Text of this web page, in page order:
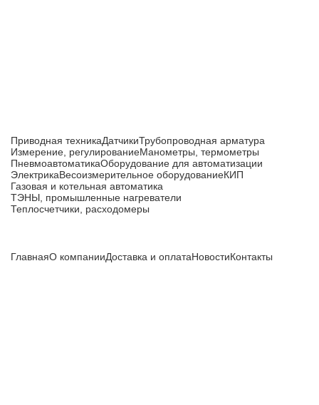
Приводная техникаДатчикиТрубопроводная арматура
Измерение, регулированиеМанометры, термометры
ПневмоавтоматикаОборудование для автоматизации
ЭлектрикаВесоизмерительное оборудованиеКИП
Газовая и котельная автоматика
ТЭНЫ, промышленные нагреватели
Теплосчетчики, расходомеры
ГлавнаяО компанииДоставка и оплатаНовостиКонтакты